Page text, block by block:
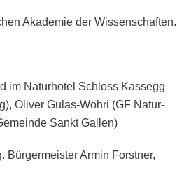
Akademie der Wissenschaften.
im Naturhotel Schloss Kassegg
Oliver Gulas-Wöhri (GF Natur-
Sankt Gallen)
Bürgermeister Armin Forstner,